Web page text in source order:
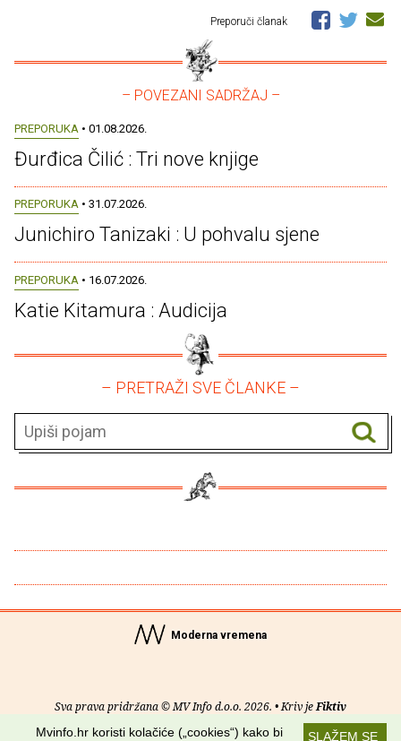
Preporuči članak
– POVEZANI SADRŽAJ –
PREPORUKA • 01.08.2026.
Đurđica Čilić : Tri nove knjige
PREPORUKA • 31.07.2026.
Junichiro Tanizaki : U pohvalu sjene
PREPORUKA • 16.07.2026.
Katie Kitamura : Audicija
– PRETRAŽI SVE ČLANKE –
Moderna vremena
Sva prava pridržana © MV Info d.o.o. 2026. • Kriv jeFiktiv
SLAŽEM SE
Mvinfo.hr koristi kolačiće („cookies“) kako bi